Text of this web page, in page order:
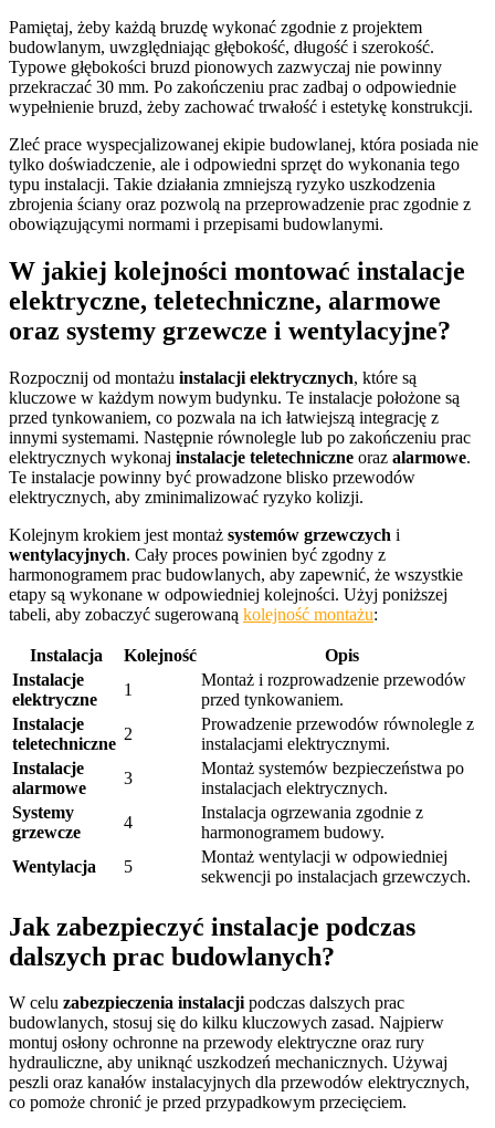
Pamiętaj, żeby każdą bruzdę wykonać zgodnie z projektem
budowlanym, uwzględniając głębokość, długość i szerokość.
Typowe głębokości bruzd pionowych zazwyczaj nie powinny
przekraczać 30 mm. Po zakończeniu prac zadbaj o odpowiednie
wypełnienie bruzd, żeby zachować trwałość i estetykę konstrukcji.
Zleć prace wyspecjalizowanej ekipie budowlanej, która posiada nie
tylko doświadczenie, ale i odpowiedni sprzęt do wykonania tego
typu instalacji. Takie działania zmniejszą ryzyko uszkodzenia
zbrojenia ściany oraz pozwolą na przeprowadzenie prac zgodnie z
obowiązującymi normami i przepisami budowlanymi.
W jakiej kolejności montować instalacje
elektryczne, teletechniczne, alarmowe
oraz systemy grzewcze i wentylacyjne?
Rozpocznij od montażu instalacji elektrycznych, które są
kluczowe w każdym nowym budynku. Te instalacje położone są
przed tynkowaniem, co pozwala na ich łatwiejszą integrację z
innymi systemami. Następnie równolegle lub po zakończeniu prac
elektrycznych wykonaj instalacje teletechniczne oraz alarmowe.
Te instalacje powinny być prowadzone blisko przewodów
elektrycznych, aby zminimalizować ryzyko kolizji.
Kolejnym krokiem jest montaż systemów grzewczych i
wentylacyjnych. Cały proces powinien być zgodny z
harmonogramem prac budowlanych, aby zapewnić, że wszystkie
etapy są wykonane w odpowiedniej kolejności. Użyj poniższej
tabeli, aby zobaczyć sugerowaną kolejność montażu:
Instalacja Kolejność
Opis
Instalacje
elektryczne
1
Montaż i rozprowadzenie przewodów
przed tynkowaniem.
Instalacje
teletechniczne
2
Prowadzenie przewodów równolegle z
instalacjami elektrycznymi.
Instalacje
alarmowe
3
Montaż systemów bezpieczeństwa po
instalacjach elektrycznych.
Systemy
grzewcze
4
Instalacja ogrzewania zgodnie z
harmonogramem budowy.
Wentylacja
5
Montaż wentylacji w odpowiedniej
sekwencji po instalacjach grzewczych.
Jak zabezpieczyć instalacje podczas
dalszych prac budowlanych?
W celu zabezpieczenia instalacjipodczas dalszych prac
budowlanych, stosuj się do kilku kluczowych zasad. Najpierw
montuj osłony ochronne na przewody elektryczne oraz rury
hydrauliczne, aby uniknąć uszkodzeń mechanicznych. Używaj
peszli oraz kanałów instalacyjnych dla przewodów elektrycznych,
co pomoże chronić je przed przypadkowym przecięciem.